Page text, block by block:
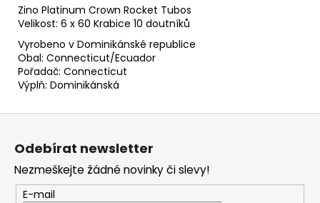
Zino Platinum Crown Rocket Tubos
Velikost: 6 x 60 Krabice 10 doutníků
Vyrobeno v Dominikánské republice
Obal: Connecticut/Ecuador
Pořadač: Connecticut
Výplň: Dominikánská
Z
Odebírat newsletter
Nezmeškejte žádné novinky či slevy!
E-mail